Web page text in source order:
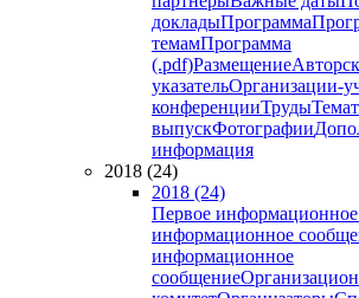
докладыПрограмма
темамПрограмма
(.pdf)Размещение
указательОрганизации-
конференцииТруды
выпускФотографии
информация
2018 (24)
2018 (24)
Первое
информационное
информационное
сообщение